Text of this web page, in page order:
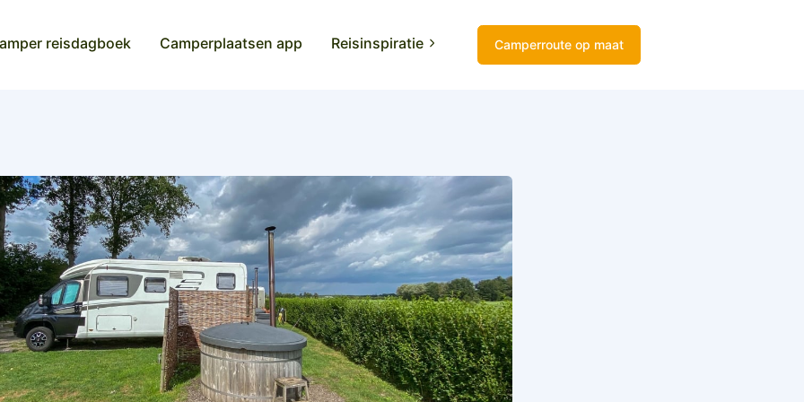
reisdagboek Camperplaatsen app Reisinspiratie Camperroute op maat